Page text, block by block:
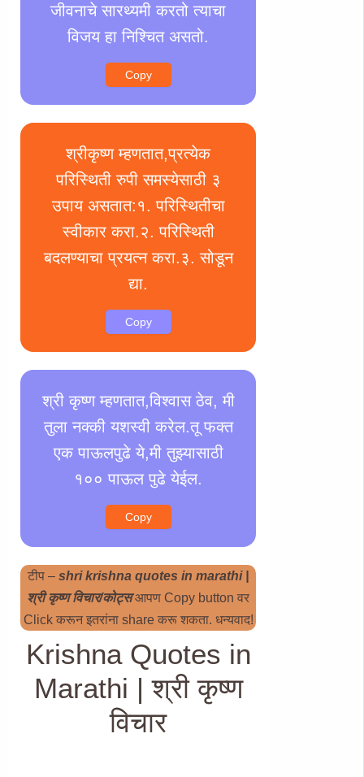
जीवनाचे सारथ्यमी करतो त्याचा
विजय हा निश्चित असतो.
Copy
श्रीकृष्ण म्हणतात,प्रत्येक
परिस्थिती रुपी समस्येसाठी ३
उपाय असतात:१. परिस्थितीचा
स्वीकार करा.२. परिस्थिती
बदलण्याचा प्रयत्न करा.३. सोडून
द्या.
Copy
श्री कृष्ण म्हणतात,विश्वास ठेव, मी
तुला नक्की यशस्वी करेल.तू फक्त
एक पाऊलपुढे ये,मी तुझ्यासाठी
१०० पाऊल पुढे येईल.
Copy
टीप –shri krishna quotes in marathi |
श्री कृष्ण विचार/कोट्सआपण Copy button वर
Click करून इतरांना share करू शकता. धन्यवाद!
Krishna Quotes in
Marathi | श्री कृष्ण
विचार